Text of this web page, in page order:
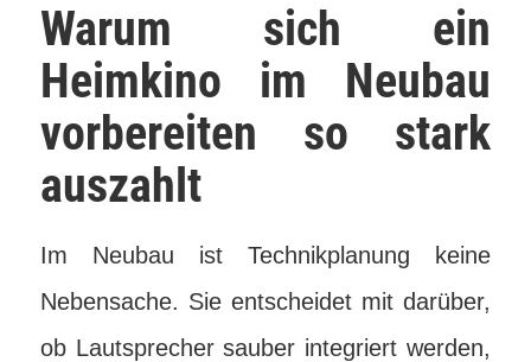
Warum sich ein
Heimkino im Neubau
vorbereiten so stark
auszahlt
Im Neubau ist Technikplanung keine
Nebensache. Sie entscheidet mit darüber,
ob Lautsprecher sauber integriert werden,